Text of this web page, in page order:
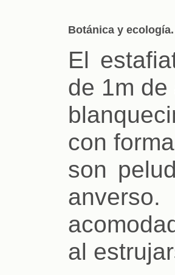
Botánica y ecología.
El
de 1m
con
son
al